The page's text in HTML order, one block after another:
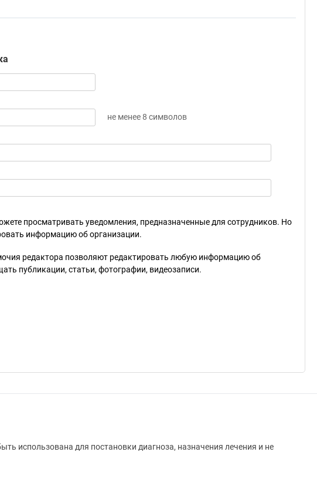
не менее 8 символов
просматривать уведомления, предназначенные для сотрудников. Но
информацию об организации.
редактора позволяют редактировать любую информацию об
публикации, статьи, фотографии, видеозаписи.
использована для постановки диагноза, назначения лечения и не